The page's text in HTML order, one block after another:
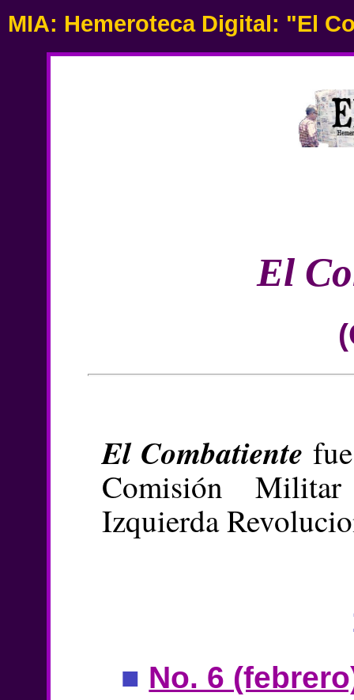
MIA: Hemeroteca Digital: "El
El
El Combatiente
Comisión
Izquierda
■ No. 6